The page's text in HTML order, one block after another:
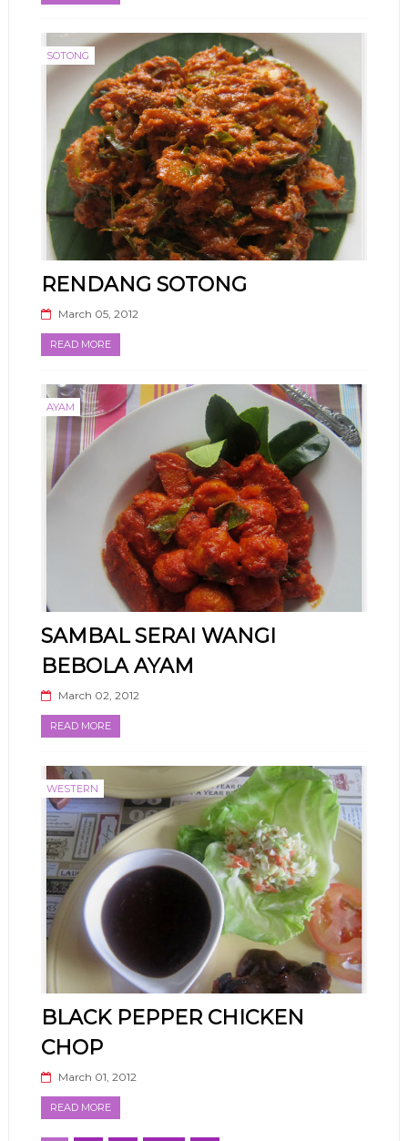
SOTONG
RENDANG SOTONG
March 05, 2012
READ MORE
AYAM
SAMBAL SERAI WANGI
BEBOLA AYAM
March 02, 2012
READ MORE
WESTERN
BLACK PEPPER CHICKEN
CHOP
March 01, 2012
READ MORE